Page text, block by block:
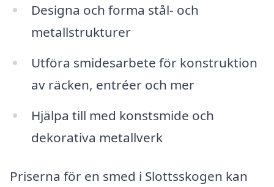
Designa och forma stål- och
metallstrukturer
Utföra smidesarbete för konstruktion
av räcken, entréer och mer
Hjälpa till med konstsmide och
dekorativa metallverk
Priserna för en smed i Slottsskogen kan